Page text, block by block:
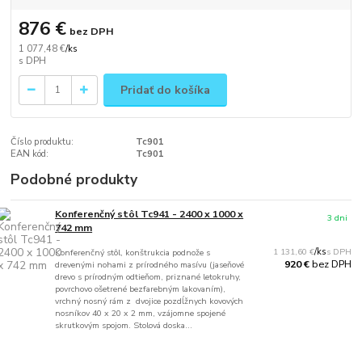
1 077,48 €/ks
876 € bez DPH
Pridať do košíka
Číslo produktu:
Tc901
EAN kód:
Tc901
Podobné produkty
Konferenčný stôl Tc941 - 2400 x 1000 x
742 mm
Konferenčný stôl, konštrukcia podnože s
drevenými nohami z prírodného masívu (jaseňové
drevo s prírodným odtieňom, priznané letokruhy,
povrchovo ošetrené bezfarebným lakovaním),
vrchný nosný rám z dvojice pozdĺžnych kovových
nosníkov 40 x 20 x 2 mm, vzájomne spojené
skrutkovým spojom. Stolová doska...
1 131,60 €/ks
920 €bez DPH
3 dni